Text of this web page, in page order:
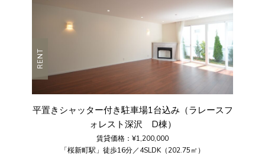
RENT
平置きシャッター付き駐車場1台込み（ラレースフ
ォレスト深沢 D棟）
賃貸価格：¥1,200,000
「桜新町駅」徒歩16分／4SLDK（202.75㎡）